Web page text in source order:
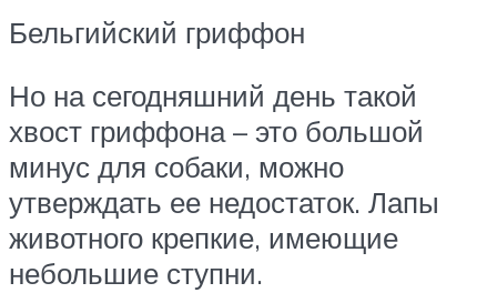
Бельгийский гриффон
Но на сегодняшний день такой
хвост гриффона – это большой
минус для собаки, можно
утверждать ее недостаток. Лапы
животного крепкие, имеющие
небольшие ступни.